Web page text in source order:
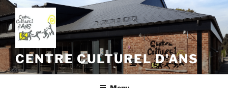
Aller
au
contenu
principal
CENTRE CULTUREL D'ANS